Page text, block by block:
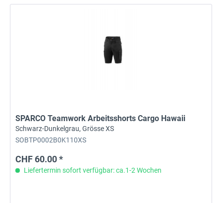
SPARCO Teamwork Arbeitsshorts Cargo Hawaii
Schwarz-Dunkelgrau, Grösse XS
SOBTP0002B0K110XS
CHF 60.00 *
Liefertermin sofort verfügbar: ca.1-2 Wochen